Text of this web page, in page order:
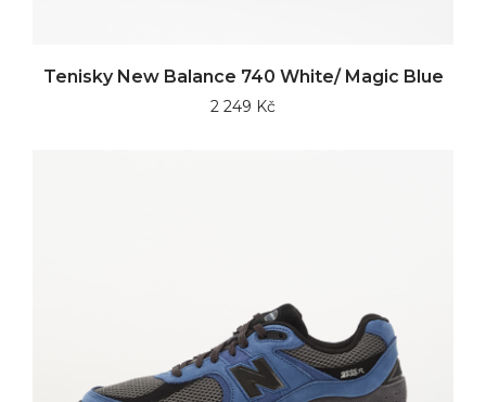
Tenisky New Balance 740 White/ Magic Blue
2 249 Kč